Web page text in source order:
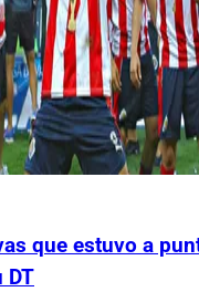
que estuvo a
DT